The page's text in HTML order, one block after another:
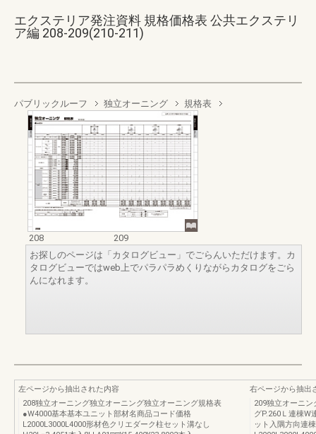
エクステリア発注資料 規格価格表 公共エクステリ
ア編 208-209(210-211)
パブリックルーフ 独立オーニング 規格表
208
209
お探しのページは「カタログビュー」でごらんいただけます。カ
タログビューではweb上でパラパラめくりながらカタログをごら
んになれます。
左ページから抽出された内容
208独立オーニング独立オーニング独立オーニング規格表
●W4000基本基本ユニット部材名商品コード価格
L2000L3000L4000形材色クリエダーク柱セット溝なし
右ページから抽出
209独立オーニ
グP.260Ｌ連棟W
ット入隅方向連